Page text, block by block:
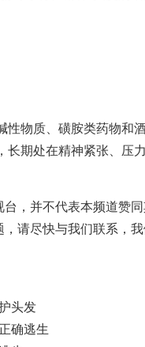
物质、磺胺类药物和
长期处在精神紧张、压
，并不代表本频道赞
请尽快与我们联系，
头发
确逃生